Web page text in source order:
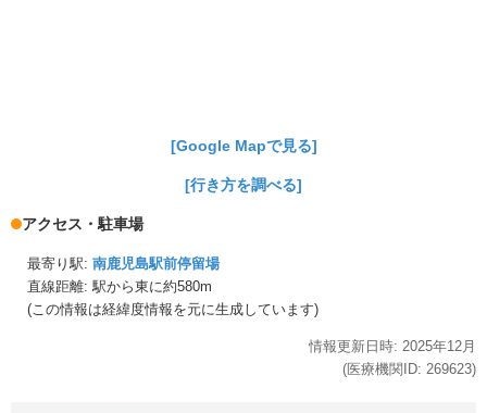
[Google Mapで見る]
[行き方を調べる]
アクセス・駐車場
最寄り駅: 南鹿児島駅前停留場
直線距離: 駅から東に約580m
(この情報は経緯度情報を元に生成しています)
情報更新日時: 2025年12月
(医療機関ID: 269623)